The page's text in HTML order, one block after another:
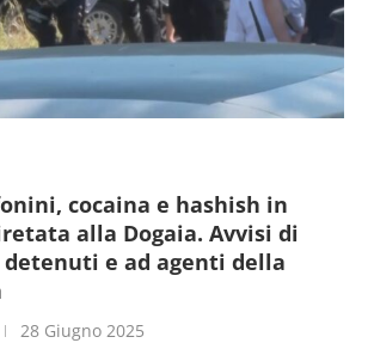
cocaina e hashish in
alla Dogaia. Avvisi di
detenuti e ad agenti della
28 Giugno 2025